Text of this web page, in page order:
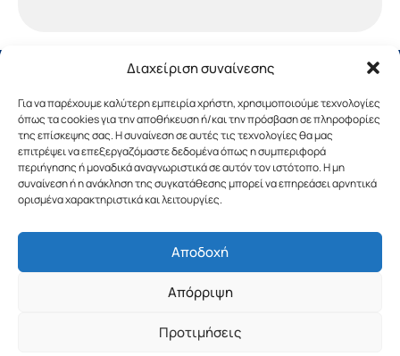
Διαχείριση συναίνεσης
Για να παρέχουμε καλύτερη εμπειρία χρήστη, χρησιμοποιούμε τεχνολογίες
όπως τα cookies για την αποθήκευση ή/και την πρόσβαση σε πληροφορίες
της επίσκεψης σας. Η συναίνεση σε αυτές τις τεχνολογίες θα μας
επιτρέψει να επεξεργαζόμαστε δεδομένα όπως η συμπεριφορά
περιήγησης ή μοναδικά αναγνωριστικά σε αυτόν τον ιστότοπο. Η μη
συναίνεση ή η ανάκληση της συγκατάθεσης μπορεί να επηρεάσει αρνητικά
ορισμένα χαρακτηριστικά και λειτουργίες.
Αποδοχή
Απόρριψη
Προτιμήσεις
Copyright © 2019 Περιφέρεια Πελοποννήσου.
Σχεδιασμός & Υλοποίηση από την